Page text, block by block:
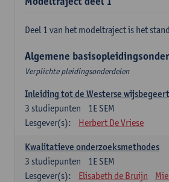
Deel 1 van het modeltraject is het
Algemene
Verplichte pleidingsonderdelen
Inleiding tot de Westerse
1E SEM
3 studiepunten
Lesgever(s):
Herbert De Vriese
Kwalitatieve onderzoeksmethodes
1E SEM
3 studiepunten
Lesgever(s):
Elisabeth de Bruijn